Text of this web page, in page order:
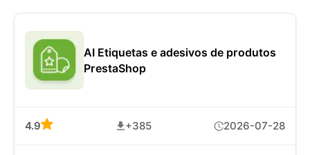
AI Etiquetas e adesivos de produtos
PrestaShop
4.9 +385 2026-07-28